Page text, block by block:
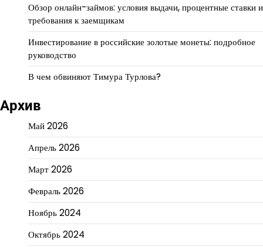
Обзор онлайн-займов: условия выдачи, процентные ставки и
требования к заемщикам
Инвестирование в российские золотые монеты: подробное
руководство
В чем обвиняют Тимура Турлова?
Архив
Май 2026
Апрель 2026
Март 2026
Февраль 2026
Ноябрь 2024
Октябрь 2024